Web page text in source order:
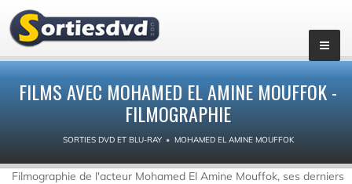
FILMS AVEC MOHAMED EL AMINE MOUFFOK -
FILMOGRAPHIE
SORTIES DVD ET BLU-RAY MOHAMED EL AMINE MOUFFOK
Filmographie de l'acteur Mohamed El Amine Mouffok, ses derniers